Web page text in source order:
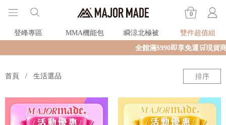
0
登峰專區 MMA機能包 瞬涼北極被
雙件超值組
全館滿$990即享免運🛒現貨商品
首頁 生活選品 排序